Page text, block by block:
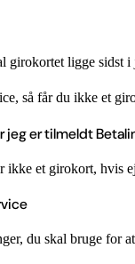
girokortet ligge sidst i
så får du ikke et
er tilmeldt
ikke et girokort, hvis
du skal bruge for